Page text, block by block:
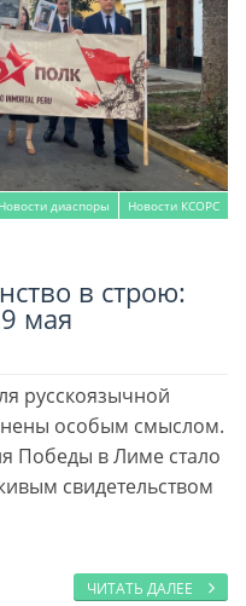
Новости диаспоры Новости КСОРС
в строю:
мая
русскоязычной
особым смыслом.
Победы в Лиме стало
свидетельством
ЧИТАТЬ ДАЛЕЕ